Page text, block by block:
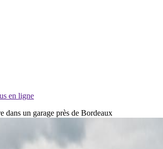
en ligne
dans un garage près de Bordeaux